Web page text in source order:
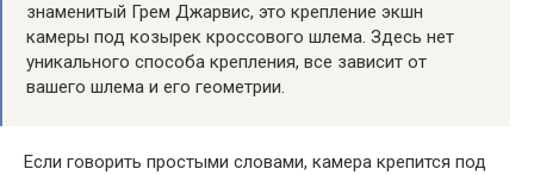
знаменитый Грем Джарвис, это крепление экшн
камеры под козырек кроссового шлема. Здесь нет
уникального способа крепления, все зависит от
вашего шлема и его геометрии.
Если говорить простыми словами, камера крепится под